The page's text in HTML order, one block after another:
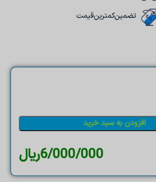
افزودن به سبد خرید
6/000/000ریال